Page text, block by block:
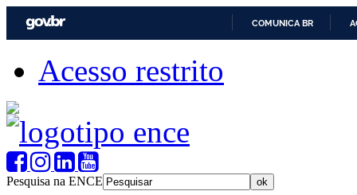
COMUNICA BR
Acesso restrito
Pesquisa na ENCE